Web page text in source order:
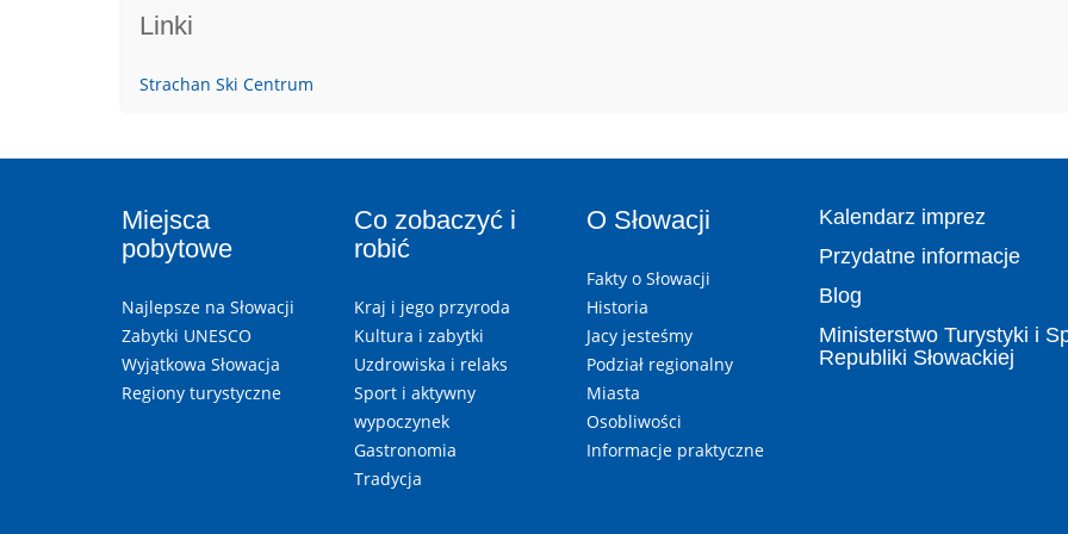
Linki
Strachan Ski Centrum
Miejsca
pobytowe
Najlepsze na Słowacji
Zabytki UNESCO
Wyjątkowa Słowacja
Regiony turystyczne
Co zobaczyć i
robić
Kraj i jego przyroda
Kultura i zabytki
Uzdrowiska i relaks
Sport i aktywny
wypoczynek
Gastronomia
Tradycja
O Słowacji
Fakty o Słowacji
Historia
Jacy jesteśmy
Podział regionalny
Miasta
Osobliwości
Informacje praktyczne
Kalendarz imprez
Przydatne informacje
Blog
Ministerstwo Turystyki i
Republiki Słowackiej